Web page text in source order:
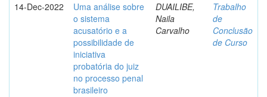
14-Dec-2022
Uma análise sobre
o sistema
acusatório e a
possibilidade de
iniciativa
probatória do juiz
no processo penal
brasileiro
DUAILIBE,
Naila
Carvalho
Trabalho
de
Conclusão
de Curso